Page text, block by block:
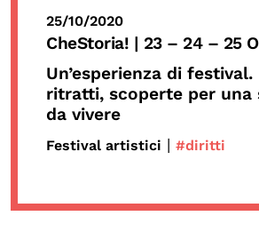
25/10/2020
CheStoria! | 23 – 24 – 25
Un’esperienza di
ritratti, scoperte per
da vivere
Festival artistici | #diritti